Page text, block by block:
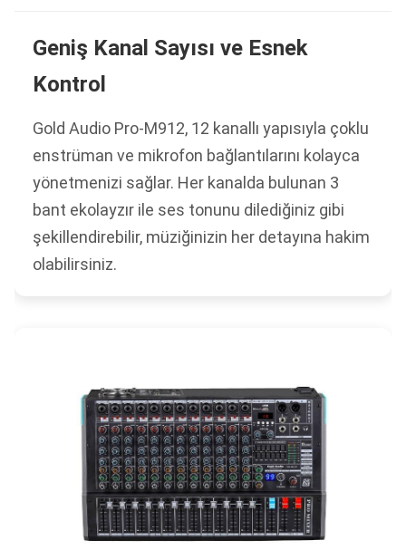
Geniş Kanal Sayısı ve Esnek
Kontrol
Gold Audio Pro-M912, 12 kanallı yapısıyla çoklu
enstrüman ve mikrofon bağlantılarını kolayca
yönetmenizi sağlar. Her kanalda bulunan 3
bant ekolayzır ile ses tonunu dilediğiniz gibi
şekillendirebilir, müziğinizin her detayına hakim
olabilirsiniz.